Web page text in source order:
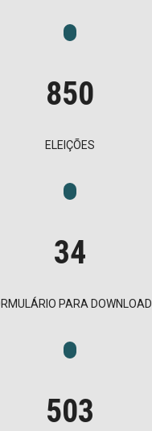
850
ELEIÇÕES
34
PARA DOWNLOAD
503